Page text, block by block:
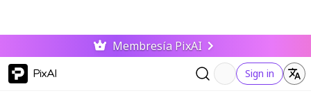
Membresía PixAI
PixAI Sign in